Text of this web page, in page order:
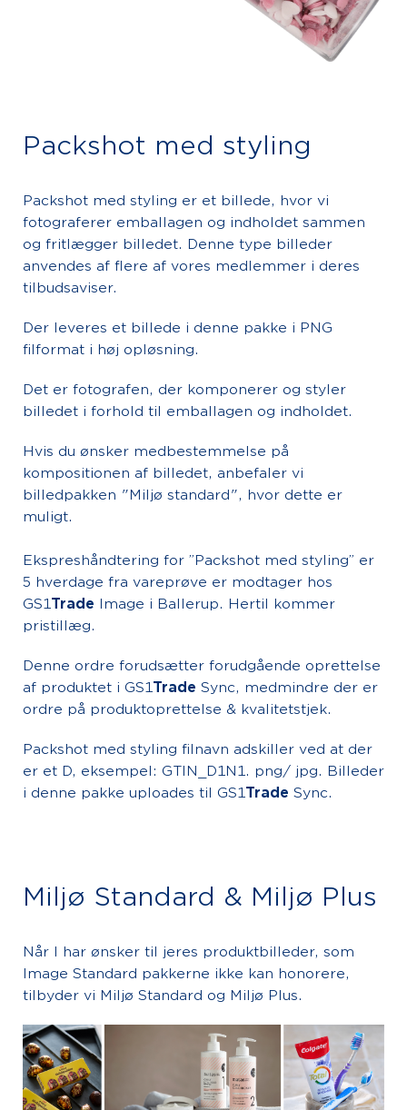
Packshot med styling
Packshot med styling er et billede, hvor vi
fotograferer emballagen og indholdet sammen
og fritlægger billedet. Denne type billeder
anvendes af flere af vores medlemmer i deres
tilbudsaviser.
Der leveres et billede i denne pakke i PNG
filformat i høj opløsning.
Det er fotografen, der komponerer og styler
billedet i forhold til emballagen og indholdet.
Hvis du ønsker medbestemmelse på
kompositionen af billedet, anbefaler vi
billedpakken "Miljø standard", hvor dette er
muligt.
Ekspreshåndtering for ”Packshot med styling” er
5 hverdage fra vareprøve er modtager hos
GS1Trade Image i Ballerup. Hertil kommer
pristillæg.
Denne ordre forudsætter forudgående oprettelse
af produktet i GS1Trade Sync, medmindre der er
ordre på produktoprettelse & kvalitetstjek.
Packshot med styling filnavn adskiller ved at der
er et D, eksempel: GTIN_D1N1. png/ jpg. Billeder
i denne pakke uploades til GS1Trade Sync.
Miljø Standard & Miljø Plus
Når I har ønsker til jeres produktbilleder, som
Image Standard pakkerne ikke kan honorere,
tilbyder vi Miljø Standard og Miljø Plus.